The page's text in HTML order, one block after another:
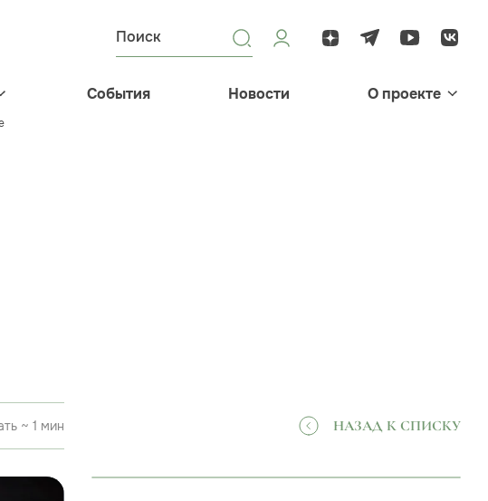
События Новости О проекте
~ 1 мин НАЗАД К СПИСКУ